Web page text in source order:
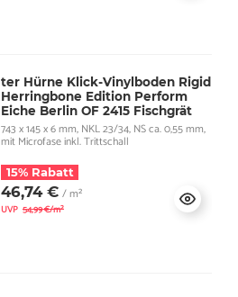
ter Hürne Klick-Vinylboden Rigid
Herringbone Edition Perform
Eiche Berlin OF 2415 Fischgrät
743 x 145 x 6 mm, NKL 23/34, NS ca. 0,55 mm,
mit Microfase inkl. Trittschall
15% Rabatt
46,74 € / m²
UVP 54,99 €/m²